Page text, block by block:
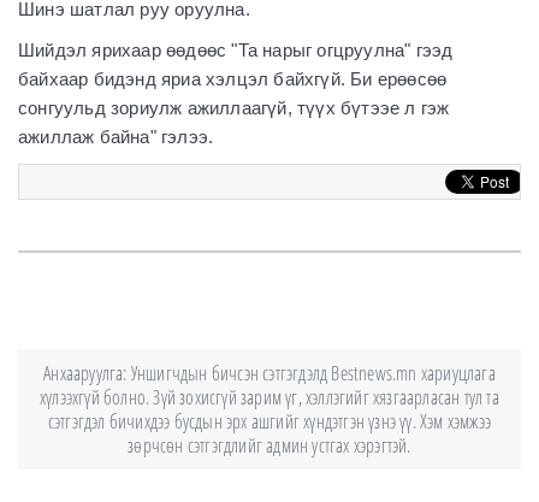
Шинэ шатлал руу оруулна.
Шийдэл ярихаар өөдөөс "Та нарыг огцруулна" гээд
байхаар бидэнд яриа хэлцэл байхгүй. Би ерөөсөө
сонгуульд зориулж ажиллаагүй, түүх бүтээе л гэж
ажиллаж байна" гэлээ.
Анхааруулга: Уншигчдын бичсэн сэтгэгдэлд Bestnews.mn хариуцлага
хүлээхгүй болно. Зүй зохисгүй зарим үг, хэллэгийг хязгаарласан тул та
сэтгэгдэл бичихдээ бусдын эрх ашгийг хүндэтгэн үзнэ үү. Хэм хэмжээ
зөрчсөн сэтгэгдлийг админ устгах хэрэгтэй.